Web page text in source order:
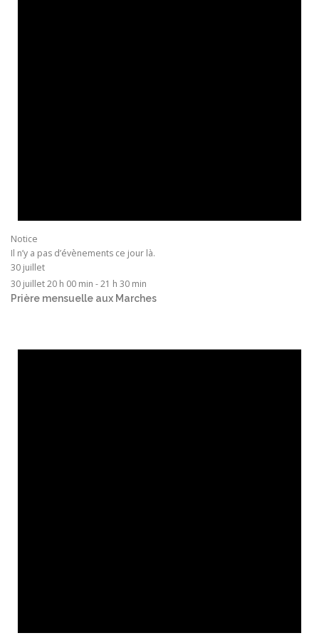
Notice
Il n’y a pas d’évènements ce jour là.
30 juillet
30 juillet 20 h 00 min -21 h 30 min
Prière mensuelle aux Marches